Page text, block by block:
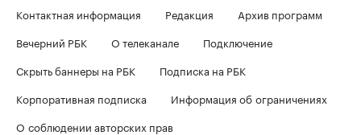
Контактная информация Редакция
Архив программ
Вечерний РБК
О телеканале
Подключение
Скрыть баннеры на РБК
Подписка на РБК
Корпоративная подписка
Информация об ограничениях
О соблюдении авторских прав